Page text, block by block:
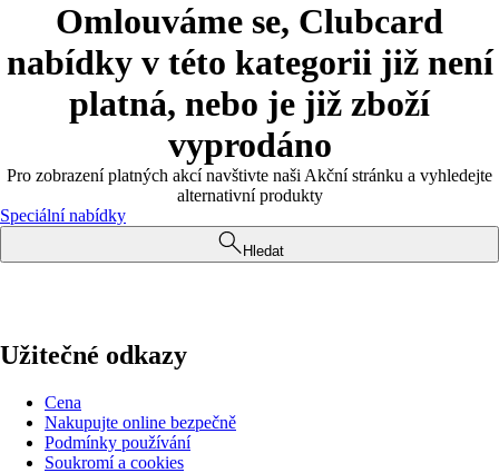
Omlouváme se, Clubcard
nabídky v této kategorii již není
platná, nebo je již zboží
vyprodáno
Pro zobrazení platných akcí navštivte naši Akční stránku a vyhledejte
alternativní produkty
Speciální nabídky
Hledat
Užitečné odkazy
Cena
Nakupujte online bezpečně
Podmínky používání
Soukromí a cookies